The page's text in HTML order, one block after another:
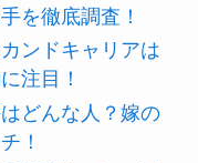
を徹底調査！
ンドキャリアは
注目！
どんな人？嫁の
！